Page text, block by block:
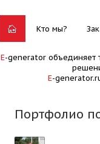
Кто мы?
E-generator объединяет
E-
Портфолио